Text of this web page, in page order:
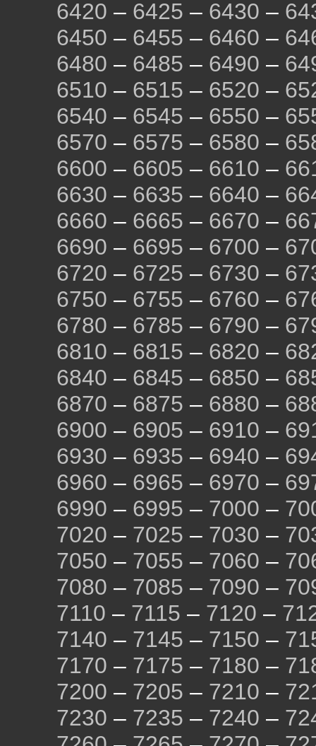
6420 – 6425 – 6430 –
6450 – 6455 – 6460 –
6480 – 6485 – 6490 –
6510 – 6515 – 6520 –
6540 – 6545 – 6550 –
6570 – 6575 – 6580 –
6600 – 6605 – 6610 –
6630 – 6635 – 6640 –
6660 – 6665 – 6670 –
6690 – 6695 – 6700 –
6720 – 6725 – 6730 –
6750 – 6755 – 6760 –
6780 – 6785 – 6790 –
6810 – 6815 – 6820 –
6840 – 6845 – 6850 –
6870 – 6875 – 6880 –
6900 – 6905 – 6910 –
6930 – 6935 – 6940 –
6960 – 6965 – 6970 –
6990 – 6995 – 7000 –
7020 – 7025 – 7030 –
7050 – 7055 – 7060 –
7080 – 7085 – 7090 –
7110 – 7115 – 7120 –
7140 – 7145 – 7150 –
7170 – 7175 – 7180 –
7200 – 7205 – 7210 –
7230 – 7235 – 7240 –